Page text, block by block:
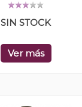
SIN STOCK
Ver más